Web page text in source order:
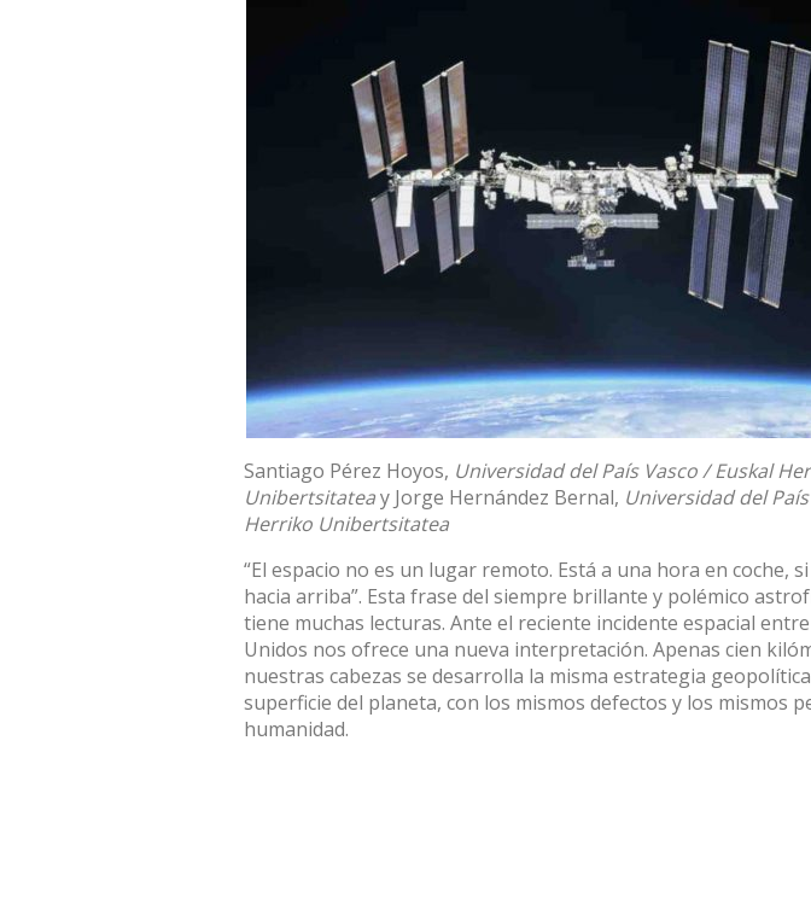
Santiago Pérez Hoyos, Universidad del País Vasco / Euskal
Unibertsitateay Jorge Hernández Bernal, Universidad del
Herriko Unibertsitatea
“El espacio no es un lugar remoto. Está a una hora en coche,
hacia arriba”. Esta frase del siempre brillante y polémico
tiene muchas lecturas. Ante el reciente incidente espacial
Unidos nos ofrece una nueva interpretación. Apenas cien
nuestras cabezas se desarrolla la misma estrategia
superficie del planeta, con los mismos defectos y los mismos
humanidad.